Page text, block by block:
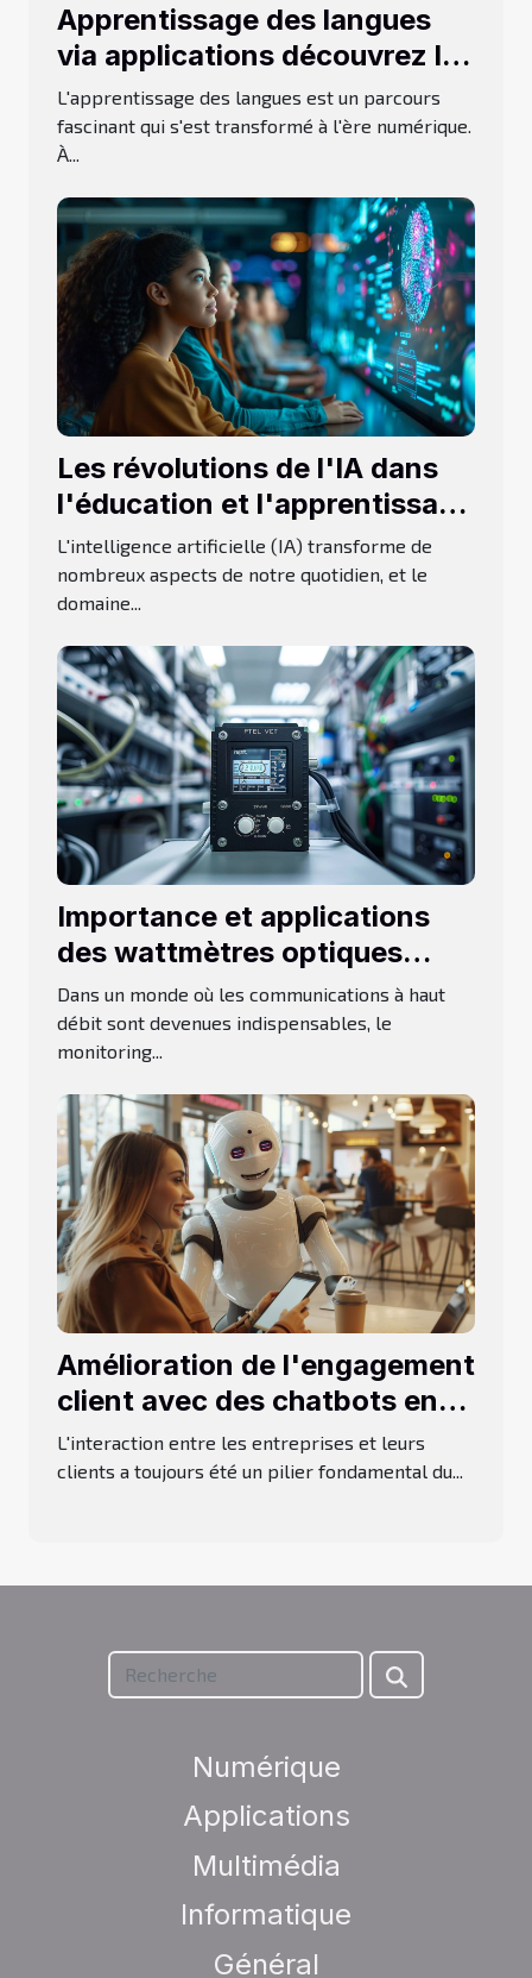
Apprentissage des langues
via applications découvrez les
méthodes alternatives aux
géants du marché pour
maîtriser une nouvelle langue
L'apprentissage des langues est un parcours
fascinant qui s'est transformé à l'ère numérique.
À...
Les révolutions de l'IA dans
l'éducation et l'apprentissage
personnalisé
L'intelligence artificielle (IA) transforme de
nombreux aspects de notre quotidien, et le
domaine...
Importance et applications
des wattmètres optiques
dans les réseaux de fibres
optiques
Dans un monde où les communications à haut
débit sont devenues indispensables, le
monitoring...
Amélioration de l'engagement
client avec des chatbots en
2024
L'interaction entre les entreprises et leurs
clients a toujours été un pilier fondamental du...
Numérique
Applications
Multimédia
Informatique
Général